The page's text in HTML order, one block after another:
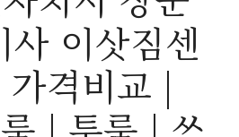
사 이삿짐센
격비교 |